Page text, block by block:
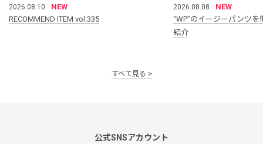
2026.08.10
NEW
RECOMMEND ITEM vol.335
2026.08.08
NEW
“WP”のイージーパンツ
紹介
すべて見る
公式SNSアカウント